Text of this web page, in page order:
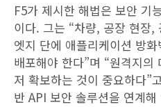
F5가 제시한 해법은 보안 기
이다. 그는 “차량, 공장 현장,
엣지 단에 애플리케이션 방
배포해야 한다”며 “원격지의
저 확보하는 것이 중요하다”
반 API 보안 솔루션을 연계